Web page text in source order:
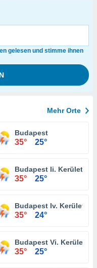
gelesen und stimme ihnen
Mehr Orte
Budapest
35° 25°
Budapest Ii. Kerület
35° 25°
Budapest Iv. Kerület
35° 24°
Budapest Vi. Kerület
35° 25°